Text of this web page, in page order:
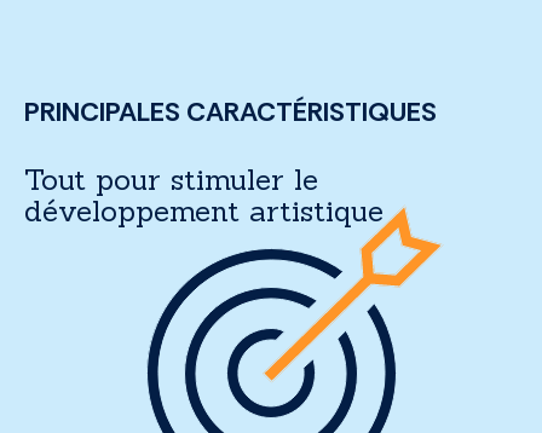
PRINCIPALES CARACTÉRISTIQUES
Tout pour stimuler le
développement artistique